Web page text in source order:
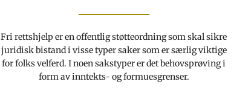
Fri rettshjelp er en offentlig støtteordning som skal sikre
juridisk bistand i visse typer saker som er særlig viktige
for folks velferd. I noen sakstyper er det behovsprøving i
form av inntekts- og formuesgrenser.